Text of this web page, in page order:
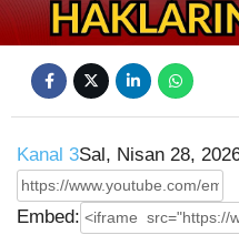
Kanal 3Sal, Nisan 28,
Embed: